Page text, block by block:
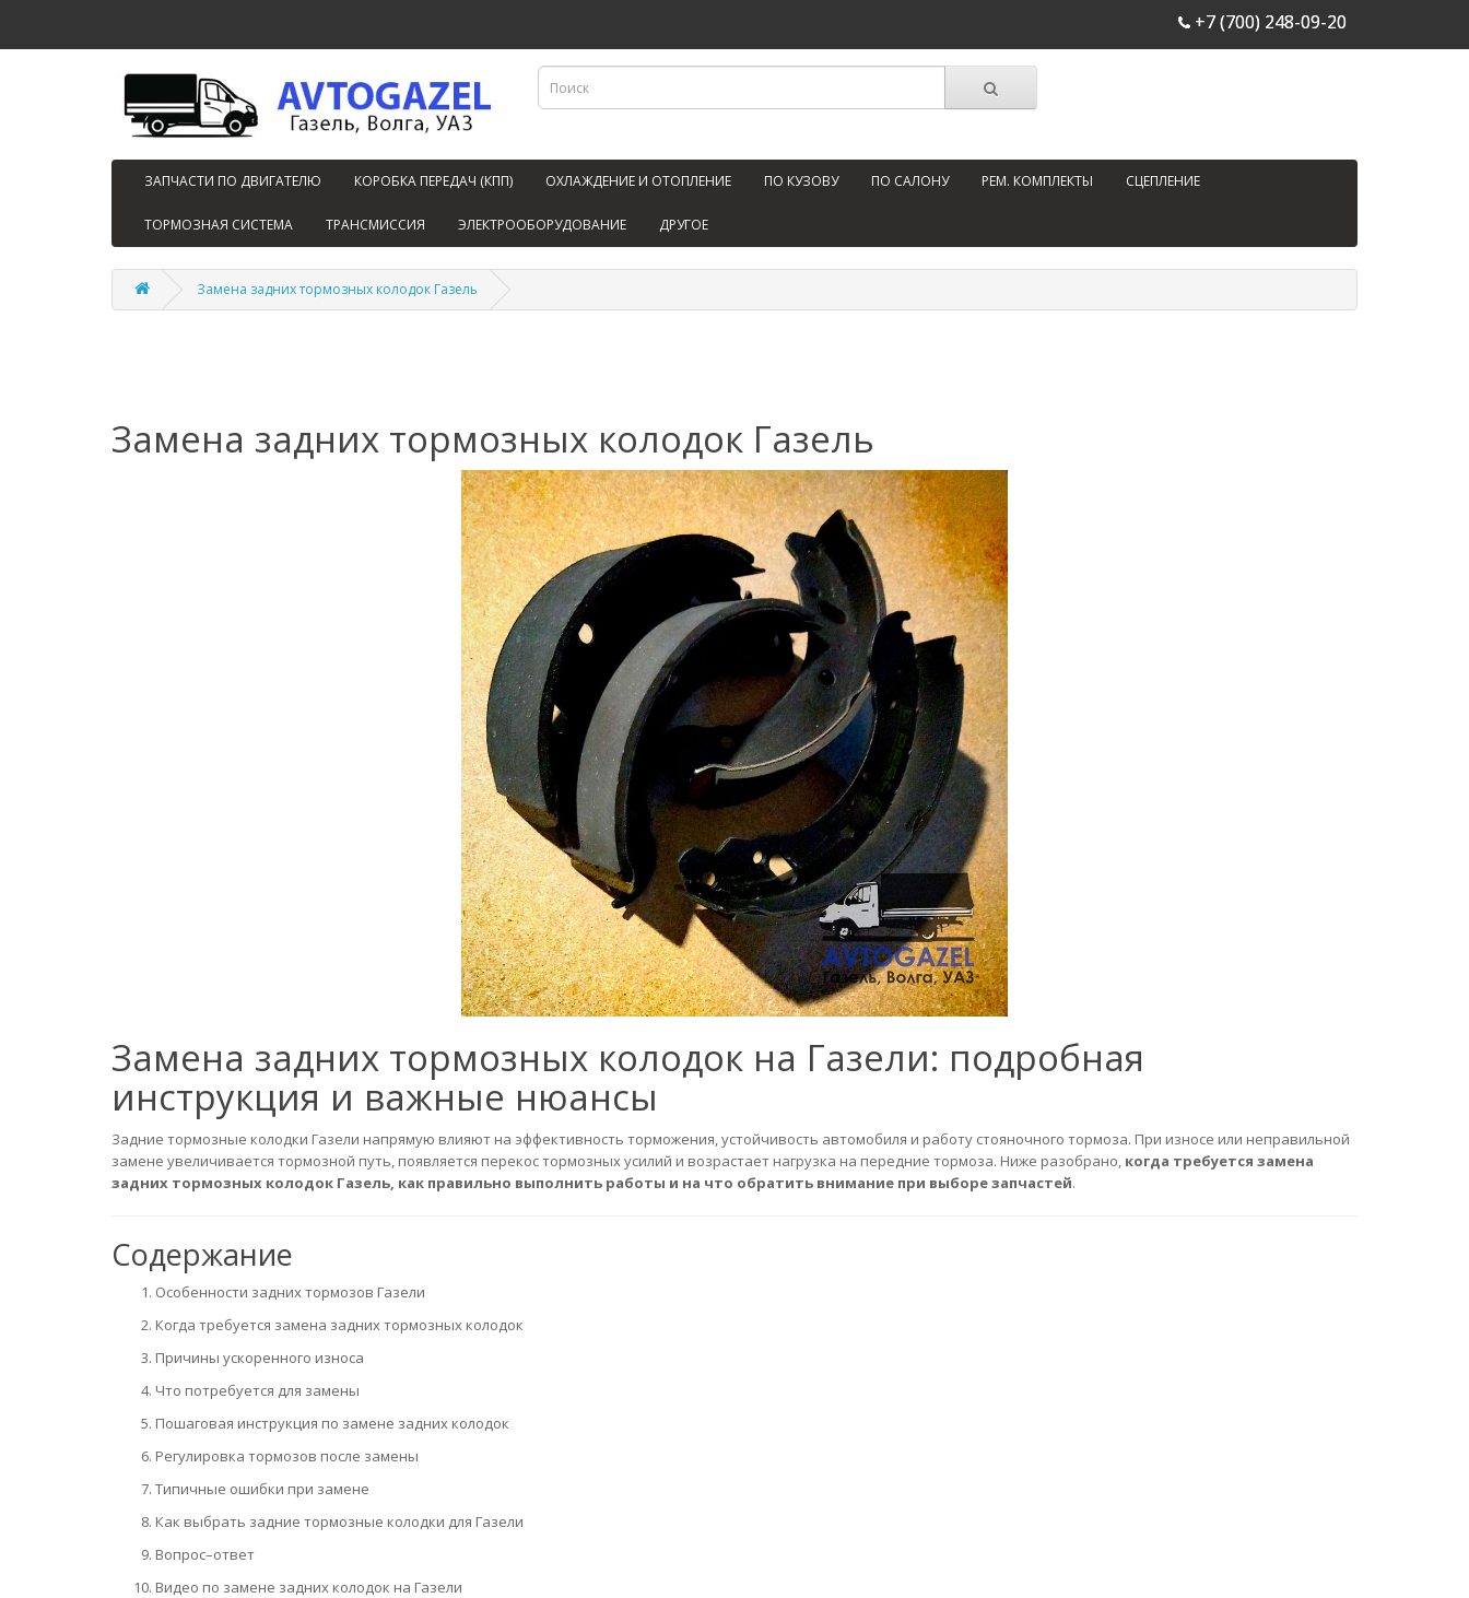
+7 (700) 248-09-20
ЗАПЧАСТИ ПО ДВИГАТЕЛЮ КОРОБКА ПЕРЕДАЧ (КПП) ОХЛАЖДЕНИЕ И ОТОПЛЕНИЕ ПО КУЗОВУ ПО САЛОНУ РЕМ. КОМПЛЕКТЫ СЦЕПЛЕНИЕ
ТОРМОЗНАЯ СИСТЕМА ТРАНСМИССИЯ ЭЛЕКТРООБОРУДОВАНИЕ ДРУГОЕ
Замена задних тормозных колодок Газель
Замена задних тормозных колодок Газель
Замена задних тормозных колодок на Газели: подробная
инструкция и важные нюансы
Задние тормозные колодки Газели напрямую влияют на эффективность торможения, устойчивость автомобиля и работу стояночного тормоза. При износе или неправильной
замене увеличивается тормозной путь, появляется перекос тормозных усилий и возрастает нагрузка на передние тормоза. Ниже разобрано, когда требуется замена
задних тормозных колодок Газель, как правильно выполнить работы и на что обратить внимание при выборе запчастей.
Содержание
Особенности задних тормозов Газели
Когда требуется замена задних тормозных колодок
Причины ускоренного износа
Что потребуется для замены
Пошаговая инструкция по замене задних колодок
Регулировка тормозов после замены
Типичные ошибки при замене
Как выбрать задние тормозные колодки для Газели
Вопрос–ответ
Видео по замене задних колодок на Газели